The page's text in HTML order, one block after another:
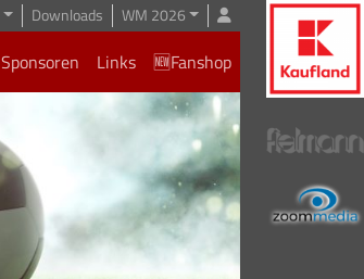
Downloads WM 2026
Sponsoren Links 🆕Fanshop